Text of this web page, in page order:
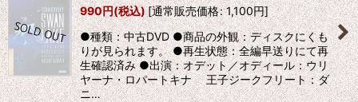
990円(税込) [通常販売価格: 1,100円]
●種類：中古DVD ●商品の外観：ディスクにくも
りが見られます。 ●再生状態：全編早送りにて再
生確認済み ●出演：オデット／オディール：ウリ
ヤーナ・ロパートキナ 王子ジークフリート：ダ
ニ…